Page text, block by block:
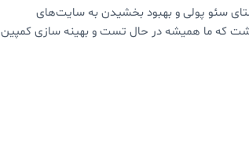
سئو پولی و بهبود بخشیدن به سایت‌های
که ما همیشه در حال تست و بهینه سازی کمپین